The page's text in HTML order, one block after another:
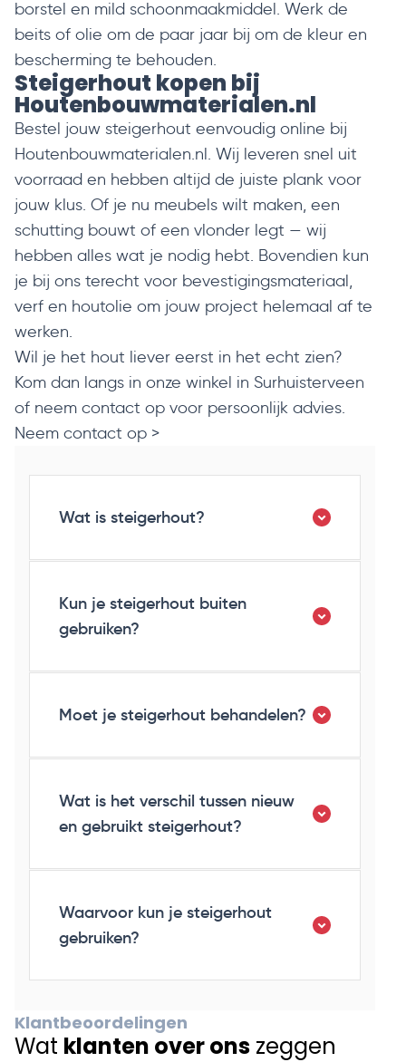
borstel en mild schoonmaakmiddel. Werk de
beits of olie om de paar jaar bij om de kleur en
bescherming te behouden.
Steigerhout kopen bij
Houtenbouwmaterialen.nl
Bestel jouw steigerhout eenvoudig online bij
Houtenbouwmaterialen.nl. Wij leveren snel uit
voorraad en hebben altijd de juiste plank voor
jouw klus. Of je nu meubels wilt maken, een
schutting bouwt of een vlonder legt — wij
hebben alles wat je nodig hebt. Bovendien kun
je bij ons terecht voor bevestigingsmateriaal,
verf en houtolie om jouw project helemaal af te
werken.
Wil je het hout liever eerst in het echt zien?
Kom dan langs in onze winkel in Surhuisterveen
of neem contact op voor persoonlijk advies.
Neem contact op >
Wat is steigerhout?
Kun je steigerhout buiten
gebruiken?
Moet je steigerhout behandelen?
Wat is het verschil tussen nieuw
en gebruikt steigerhout?
Waarvoor kun je steigerhout
gebruiken?
Klantbeoordelingen
Wat klanten over ons zeggen